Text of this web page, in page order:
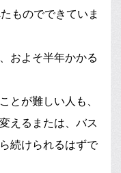
ものでできていま
およそ半年かかる
とが難しい人も、
えるまたは、バス
続けられるはずで